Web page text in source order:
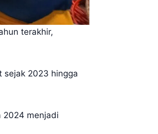
terakhir,
sejak 2023 hingga
2024 menjadi